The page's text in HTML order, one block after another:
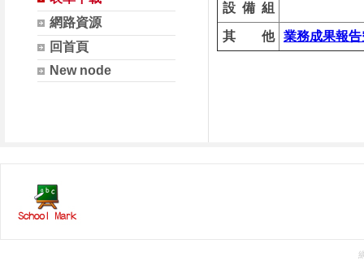
網路資源
回首頁
New node
設 備 組
其 他 業務成果報